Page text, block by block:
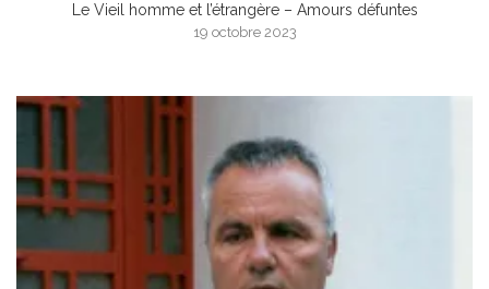
Le Vieil homme et l’étrangère – Amours défuntes
19 octobre 2023